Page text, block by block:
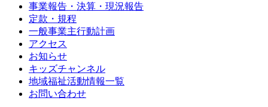
事業報告・決算・現況報告
定款・規程
一般事業主行動計画
アクセス
お知らせ
キッズチャンネル
地域福祉活動情報一覧
お問い合わせ